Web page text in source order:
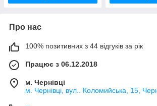
Про нас
100% позитивних з 44 відгуків за рік
Працює з 06.12.2018
м. Чернівці
м. Чернівці, вул.. Коломийська, 15,